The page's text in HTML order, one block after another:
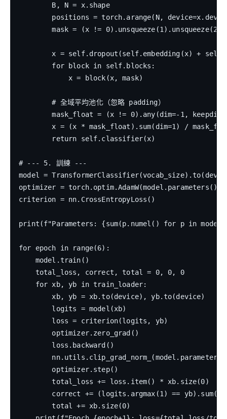
        B, N = x.shape
positions = torch.arange(N,
mask = (x != 0).unsqueeze(1).unsqueeze(2)
x = self.dropout(self.embedding(x) +
        for block in self.blocks:
            x = block(x, mask)
        # 全域平均池化（忽略 padding）
mask_float = (x != 0).any(dim=-1,
x = (x * mask_float).sum(dim=1) /
        return self.classifier(x)
# --- 5. 訓練 ---
model =
optimizer =
criterion = nn.CrossEntropyLoss()
print(f"Parameters: {sum(p.numel() for p in
for epoch in range(6):
    model.train()
    total_loss, correct, total = 0, 0, 0
    for xb, yb in train_loader:
        xb, yb = xb.to(device), yb.to(device)
        logits = model(xb)
        loss = criterion(logits, yb)
        optimizer.zero_grad()
        loss.backward()
        optimizer.step()
        total_loss += loss.item() * xb.size(0)
correct += (logits.argmax(1) ==
        total += xb.size(0)